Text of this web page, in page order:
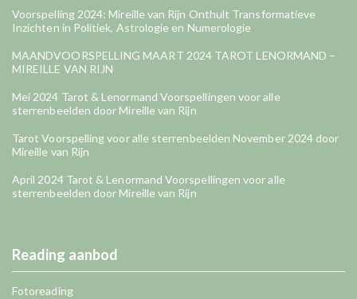
Voorspelling 2024: Mireille van Rijn Onthult Transformatieve
Inzichten in Politiek, Astrologie en Numerologie
MAANDVOORSPELLING MAART 2024 TAROT LENORMAND –
MIREILLE VAN RIJN
Mei 2024 Tarot & Lenormand Voorspellingen voor alle
sterrenbeelden door Mireille van Rijn
Tarot Voorspelling voor alle sterrenbeelden November 2024 door
Mireille van Rijn
April 2024 Tarot & Lenormand Voorspellingen voor alle
sterrenbeelden door Mireille van Rijn
Reading aanbod
Fotoreading